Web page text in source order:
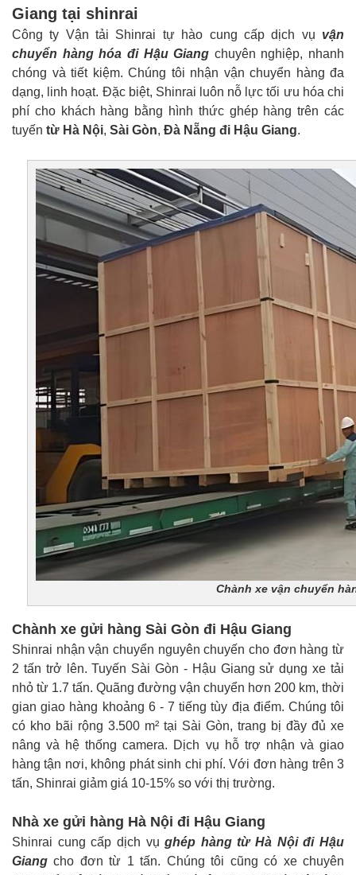
Giang tại shinrai
Công ty Vận tải Shinrai tự hào cung cấp dịch vụ vận
chuyển hàng hóa đi Hậu Giang chuyên nghiệp, nhanh
chóng và tiết kiệm. Chúng tôi nhận vận chuyển hàng đa
dạng, linh hoạt. Đặc biệt, Shinrai luôn nỗ lực tối ưu hóa chi
phí cho khách hàng bằng hình thức ghép hàng trên các
tuyến từ Hà Nội, Sài Gòn, Đà Nẵng đi Hậu Giang.
Chành xe vận chuyển
Chành xe gửi hàng Sài Gòn đi Hậu Giang
Shinrai nhận vận chuyển nguyên chuyến cho đơn hàng từ
2 tấn trở lên. Tuyến Sài Gòn - Hậu Giang sử dụng xe tải
nhỏ từ 1.7 tấn. Quãng đường vận chuyển hơn 200 km, thời
gian giao hàng khoảng 6 - 7 tiếng tùy địa điểm. Chúng tôi
có kho bãi rộng 3.500 m² tại Sài Gòn, trang bị đầy đủ xe
nâng và hệ thống camera. Dịch vụ hỗ trợ nhận và giao
hàng tận nơi, không phát sinh chi phí. Với đơn hàng trên 3
tấn, Shinrai giảm giá 10-15% so với thị trường.
Nhà xe gửi hàng Hà Nội đi Hậu Giang
Shinrai cung cấp dịch vụghép hàng từ Hà Nội đi Hậu
Giang cho đơn từ 1 tấn. Chúng tôi cũng có xe chuyên